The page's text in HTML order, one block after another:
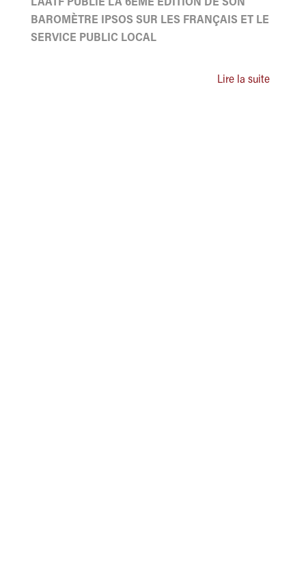
L'AATF PUBLIE LA 6ÈME ÉDITION DE SON
BAROMÈTRE IPSOS SUR LES FRANÇAIS ET LE
SERVICE PUBLIC LOCAL
Lire la suite